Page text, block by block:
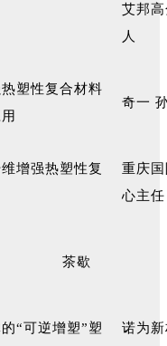
艾邦
人
塑性复合材料
奇一
增强热塑性复
重庆
心主任
茶歇
“可逆增塑”塑
诺为